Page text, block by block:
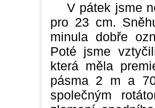
V pátek jsme
pro 23 cm.
minula dobře
Poté jsme
která měla
pásma 2 m a
společným